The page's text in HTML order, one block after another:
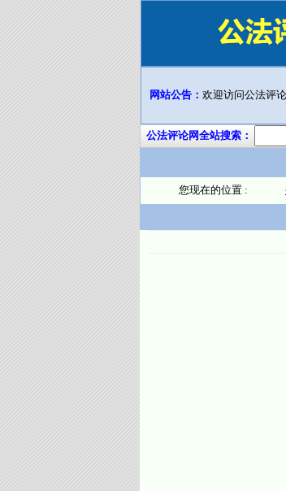
网站公告： 欢迎访问公法评
公法评论网全站搜索：
您现在的位置 :